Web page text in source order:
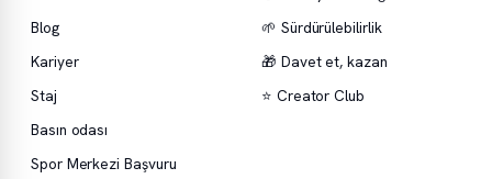
Blog
Kariyer
Staj
Basın odası
Spor Merkezi Başvuru
🌱 Sürdürülebilirlik
🎁 Davet et, kazan
⭐ Creator Club